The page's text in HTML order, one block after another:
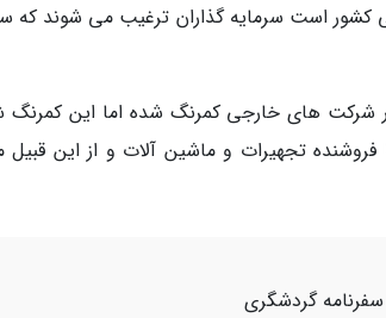
کشور است سرمایه گذاران ترغیب می شوند که
شرکت های خارجی کمرنگ شده اما این
تجهیرات و ماشین آلات و از این قبیل
گردشگری